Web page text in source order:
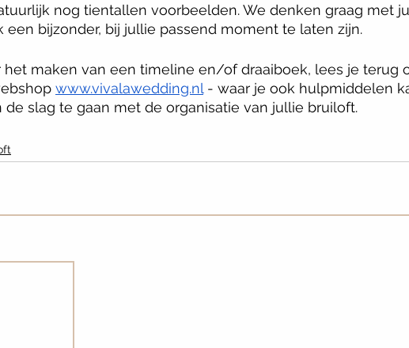
nog tientallen voorbeelden. We denken graag met
een bijzonder, bij jullie passend moment te laten zijn.
het maken van een timeline en/of draaiboek, lees je terug
www.vivalawedding.nl - waar je ook hulpmiddelen
de slag te gaan met de organisatie van jullie bruiloft.